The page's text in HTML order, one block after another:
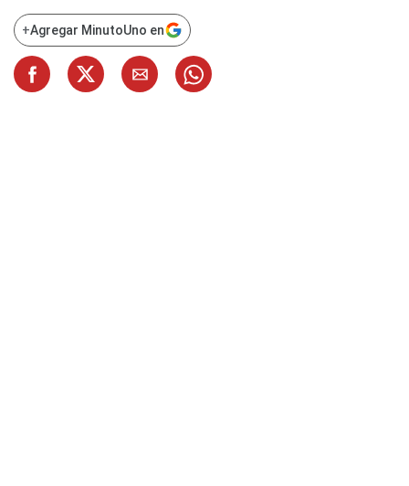
+Agregar MinutoUno en